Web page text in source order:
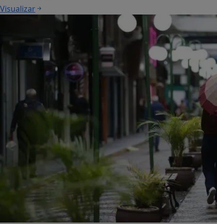
Visualizar